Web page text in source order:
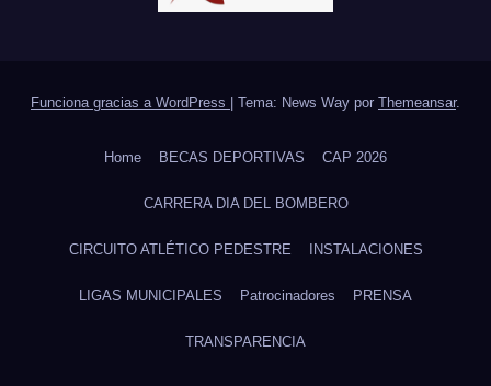
Funciona gracias a WordPress Tema: News Way por Themeansar.
Home BECAS DEPORTIVAS CAP 2026
CARRERA DIA DEL BOMBERO
CIRCUITO ATLÉTICO PEDESTRE INSTALACIONES
LIGAS MUNICIPALES Patrocinadores PRENSA
TRANSPARENCIA